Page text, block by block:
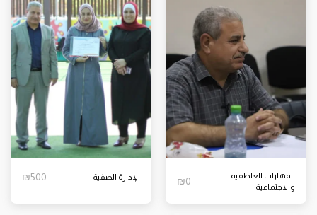
المهارات العاطفية
والاجتماعية
₪0 الإدارة الصفية ₪500